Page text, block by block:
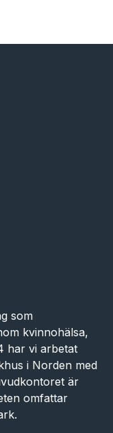
som
kvinnohälsa,
har vi arbetat
i Norden med
är
omfattar